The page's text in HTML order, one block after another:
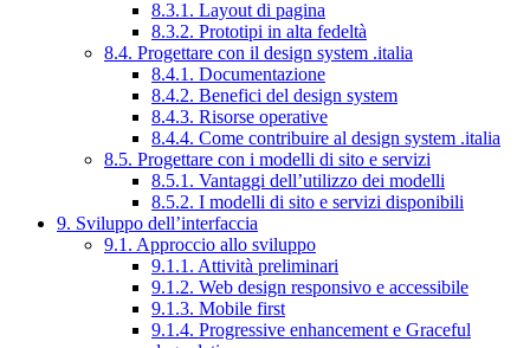
8.3.1. Layout di pagina
8.3.2. Prototipi in alta fedeltà
8.4. Progettare con il design system .italia
8.4.1. Documentazione
8.4.2. Benefici del design system
8.4.3. Risorse operative
8.4.4. Come contribuire al design system .italia
8.5. Progettare con i modelli di sito e servizi
8.5.1. Vantaggi dell’utilizzo dei modelli
8.5.2. I modelli di sito e servizi disponibili
9. Sviluppo dell’interfaccia
9.1. Approccio allo sviluppo
9.1.1. Attività preliminari
9.1.2. Web design responsivo e accessibile
9.1.3. Mobile first
9.1.4. Progressive enhancement e Graceful